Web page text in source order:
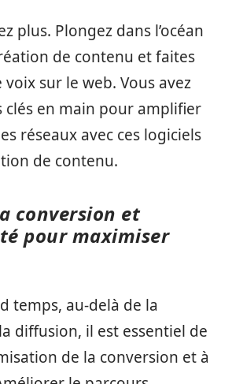
plus. Plongez dans l’océan
de contenu et faites
sur le web. Vous avez
clés en main pour amplifier
réseaux avec ces logiciels
de contenu.
conversion et
pour maximiser
temps, au-delà de la
diffusion, il est essentiel de
de la conversion et à